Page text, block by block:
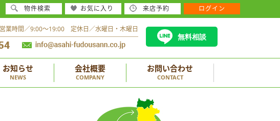
営業時間／9:00～19:00 定休日／水曜日・木曜日
無料相談
お知らせ
NEWS
会社概要
COMPANY
お問い合わせ
CONTACT
物件検索 お気に入り 来店予約 ログイン